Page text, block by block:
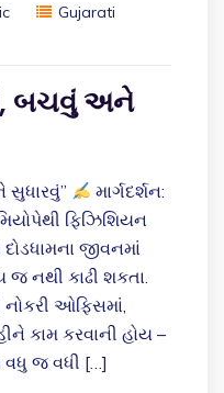
Gujarati
બચવું અને
માર્ગદર્શન:
ફિઝિશિયન
જીવનમાં
નથી કાઢી શકતા.
ઓફિસમાં,
કામ કરવાની હોય –
વધુ જ વધી […]